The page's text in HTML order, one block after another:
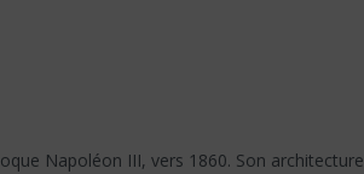
Napoléon III, vers 1860. Son architecture